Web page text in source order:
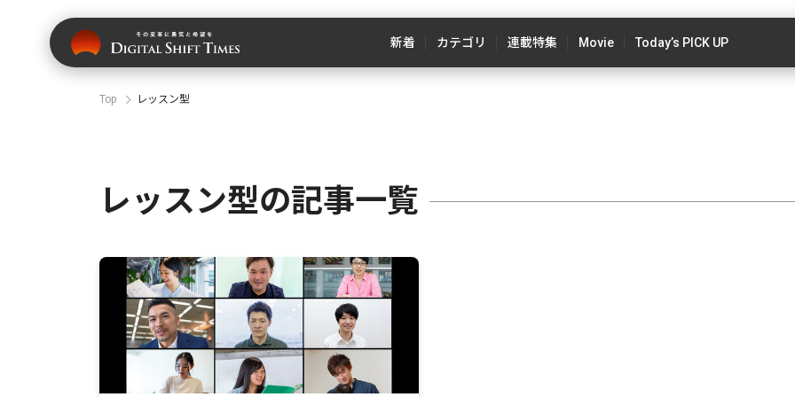
新着 カテゴリ 連載特集 Movie Today’s PICK UP
Top レッスン型
レッスン型の記事一覧